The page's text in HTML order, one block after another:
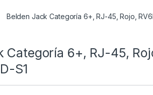
Belden Jack Categoría 6+, RJ-45, Rojo,
Categoría 6+, RJ-45,
S1